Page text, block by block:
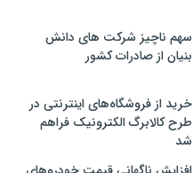
سهم ناچیز شرکت های دانش
بنیان از صادرات کشور
خرید از فروشگاه‌های اینترنتی در
طرح کالابرگ الکترونیک فراهم
شد